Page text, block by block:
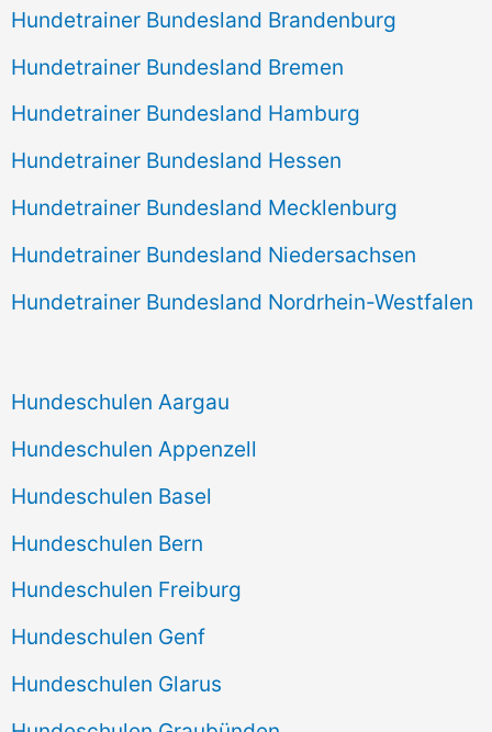
Hundetrainer Bundesland Brandenburg
Hundetrainer Bundesland Bremen
Hundetrainer Bundesland Hamburg
Hundetrainer Bundesland Hessen
Hundetrainer Bundesland Mecklenburg
Hundetrainer Bundesland Niedersachsen
Hundetrainer Bundesland Nordrhein-Westfalen
Hundeschulen Aargau
Hundeschulen Appenzell
Hundeschulen Basel
Hundeschulen Bern
Hundeschulen Freiburg
Hundeschulen Genf
Hundeschulen Glarus